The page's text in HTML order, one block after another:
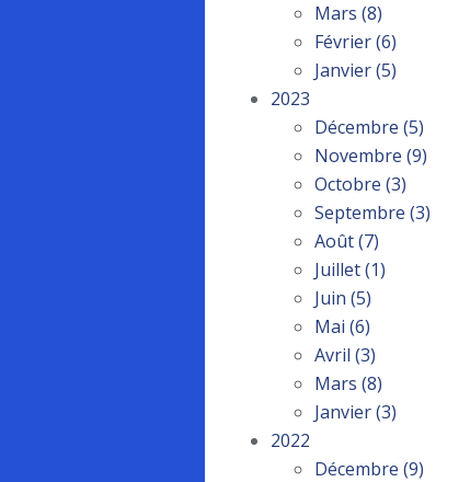
Mars (8)
Février(6)
Janvier(5)
2023
Décembre (5)
Novembre (9)
Octobre (3)
Septembre (3)
Août(7)
Juillet(1)
Juin (5)
Mai (6)
Avril (3)
Mars (8)
Janvier(3)
2022
Décembre (9)